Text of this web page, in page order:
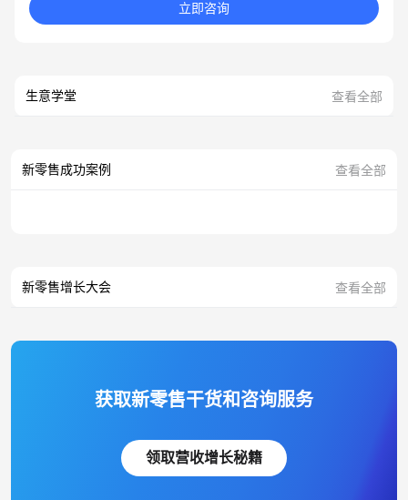
立即咨询
生意学堂 查看全部
新零售成功案例 查看全部
新零售增长大会 查看全部
获取新零售干货和咨询服务
领取营收增长秘籍